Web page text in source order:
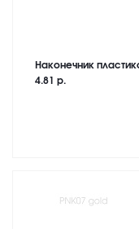
Наконечник
4.81 р.